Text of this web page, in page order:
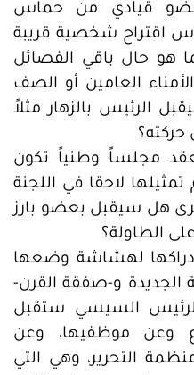
قيادي من حماس
اقتراح شخصية قريبة
هو حال باقي الفصائل
العامين أو الصف
الرئيس بالزهار مثلاً
حركته؟
مجلساً وطنياً تكون
لاحقا في اللجنة
هل سيقبل بعضو بارز
الطاولة؟
لهشاشة وضعها
الجديدة و-صفقة القرن-
السيسي ستقبل
وعن موظفيها، وعن
التحرير، وهي التي